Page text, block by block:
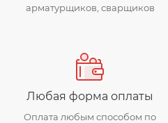
арматурщиков, сварщиков
Любая форма оплаты
Оплата любым способом по